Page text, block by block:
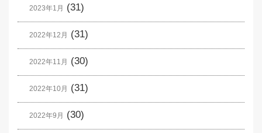
2023年1月 (31)
2022年12月 (31)
2022年11月 (30)
2022年10月 (31)
2022年9月 (30)